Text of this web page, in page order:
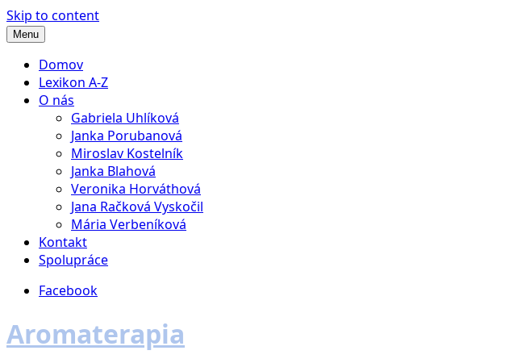
Skip to content
Menu
Domov
Lexikon A-Z
O nás
Gabriela Uhlíková
Janka Porubanová
Miroslav Kostelník
Janka Blahová
Veronika Horváthová
Jana Račková Vyskočil
Mária Verbeníková
Kontakt
Spolupráce
Facebook
Aromaterapia